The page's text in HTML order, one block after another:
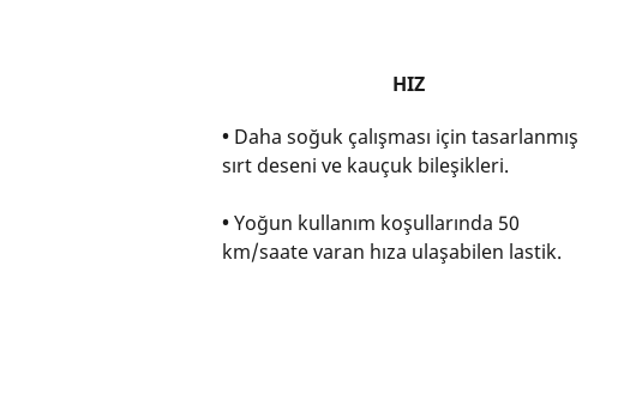
HIZ
• Daha soğuk çalışması için tasarlanmış
sırt deseni ve kauçuk bileşikleri.
•Yoğun kullanım koşullarında 50
km/saate varan hıza ulaşabilen lastik.